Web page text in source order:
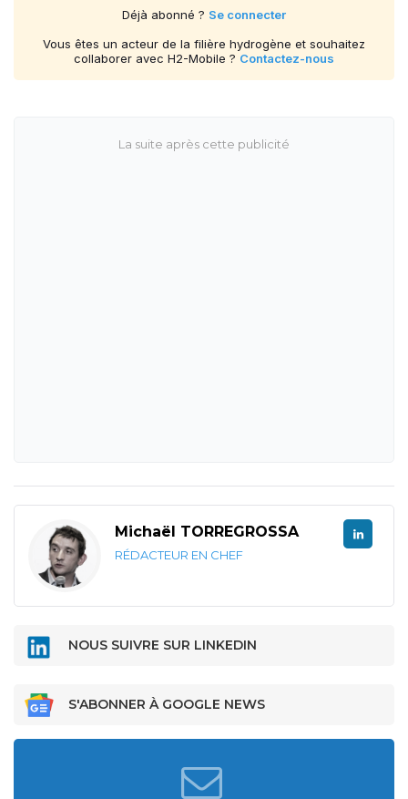
Déjà abonné ? Se connecter
Vous êtes un acteur de la filière hydrogène et souhaitez
collaborer avec H2-Mobile ? Contactez-nous
Michaël TORREGROSSA
RÉDACTEUR EN CHEF
NOUS SUIVRE SUR LINKEDIN
S'ABONNER À GOOGLE NEWS